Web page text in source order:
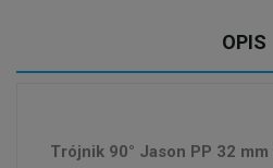
OPIS
Trójnik 90° Jason PP 32 mm